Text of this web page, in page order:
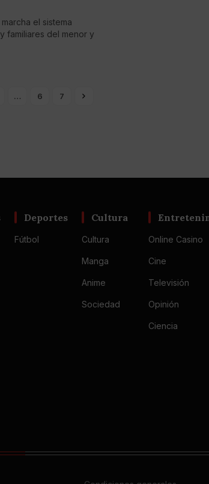
el sistema
familiares del menor y
… 6 7
Deportes
Fútbol
Cultura
Cultura
Manga
Anime
Sociedad
Online Casino
Cine
Televisión
Opinión
Ciencia